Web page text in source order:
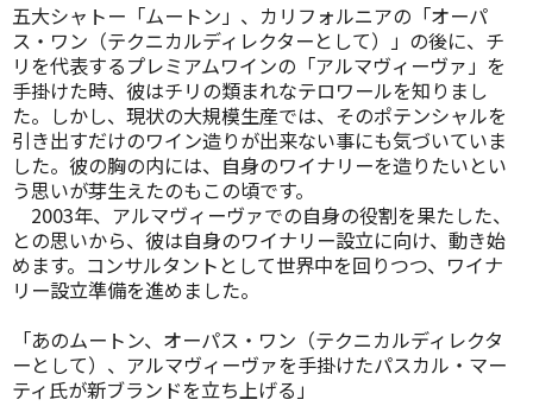
五大シャトー「ムートン」、カリフォルニアの「オーパ
ス・ワン（テクニカルディレクターとして）」の後に、チ
リを代表するプレミアムワインの「アルマヴィーヴァ」を
手掛けた時、彼はチリの類まれなテロワールを知りまし
た。しかし、現状の大規模生産では、そのポテンシャルを
引き出すだけのワイン造りが出来ない事にも気づいていま
した。彼の胸の内には、自身のワイナリーを造りたいとい
う思いが芽生えたのもこの頃です。
2003年、アルマヴィーヴァでの自身の役割を果たした、
との思いから、彼は自身のワイナリー設立に向け、動き始
めます。コンサルタントとして世界中を回りつつ、ワイナ
リー設立準備を進めました。
「あのムートン、オーパス・ワン（テクニカルディレクタ
ーとして）、アルマヴィーヴァを手掛けたパスカル・マー
ティ氏が新ブランドを立ち上げる」